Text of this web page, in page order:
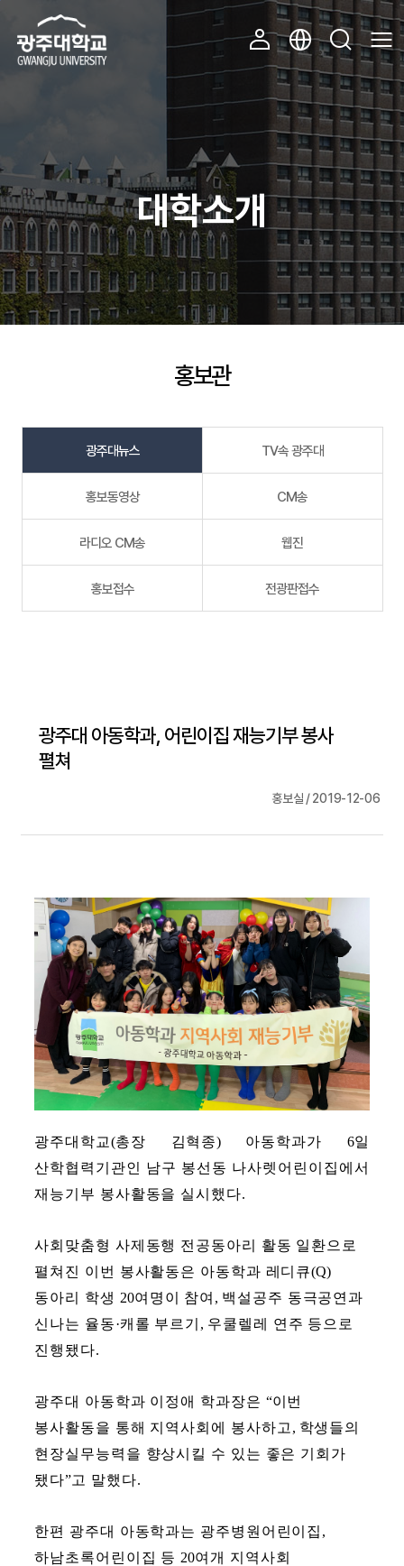
대학소개
홍보관
광주대뉴스 TV속 광주대
홍보동영상 CM송
라디오 CM송 웹진
홍보접수 전광판접수
광주대 아동학과, 어린이집 재능기부 봉사
펼쳐
홍보실 / 2019-12-06
광주대학교(총장 김혁종) 아동학과가 6일
산학협력기관인 남구 봉선동 나사렛어린이집에서
재능기부 봉사활동을 실시했다.
사회맞춤형 사제동행 전공동아리 활동 일환으로
펼쳐진 이번 봉사활동은 아동학과 레디큐(Q)
동아리 학생 20여명이 참여 , 백설공주 동극공연과
신나는 율동·캐롤 부르기 , 우쿨렐레 연주 등으로
진행됐다.
광주대 아동학과 이정애 학과장은 “이번
봉사활동을 통해 지역사회에 봉사하고 , 학생들의
현장실무능력을 향상시킬 수 있는 좋은 기회가
됐다”고 말했다.
한편 광주대 아동학과는 광주병원어린이집 ,
하남초록어린이집 등 20여개 지역사회